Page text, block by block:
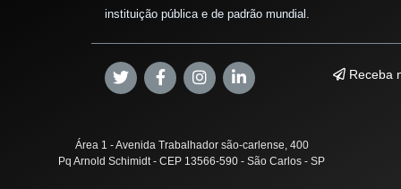
instituição pública e de padrão mundial.
Receba
Área 1 - Avenida Trabalhador são-carlense, 400
Pq Arnold Schimidt - CEP 13566-590 - São Carlos - SP